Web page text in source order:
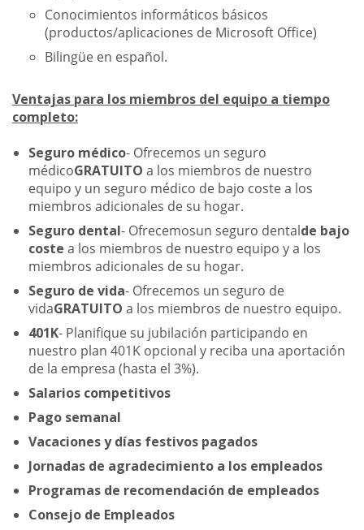
Conocimientos informáticos básicos
(productos/aplicaciones de Microsoft Office)
Bilingüe en español.
Ventajas para los miembros del equipo a tiempo
completo:
Seguro médico- Ofrecemos un seguro
médicoGRATUITO a los miembros de nuestro
equipo y un seguro médico de bajo coste a los
miembros adicionales de su hogar.
Seguro dental- Ofrecemosun seguro dentalde bajo
coste a los miembros de nuestro equipo y a los
miembros adicionales de su hogar.
Seguro de vida- Ofrecemos un seguro de
vidaGRATUITO a los miembros de nuestro equipo.
401K- Planifique su jubilación participando en
nuestro plan 401K opcional y reciba una aportación
de la empresa (hasta el 3%).
Salarios competitivos
Pago semanal
Vacaciones y días festivos pagados
Jornadas de agradecimiento a los empleados
Programas de recomendación de empleados
Consejo de Empleados